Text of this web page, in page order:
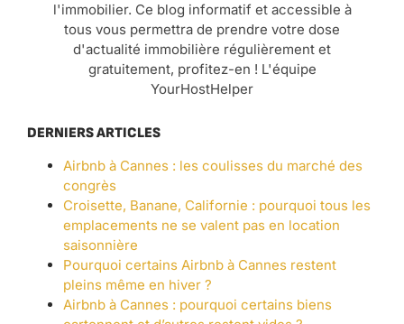
l'immobilier. Ce blog informatif et accessible à
tous vous permettra de prendre votre dose
d'actualité immobilière régulièrement et
gratuitement, profitez-en ! L'équipe
YourHostHelper
DERNIERS ARTICLES
Airbnb à Cannes : les coulisses du marché des
congrès
Croisette, Banane, Californie : pourquoi tous les
emplacements ne se valent pas en location
saisonnière
Pourquoi certains Airbnb à Cannes restent
pleins même en hiver ?
Airbnb à Cannes : pourquoi certains biens